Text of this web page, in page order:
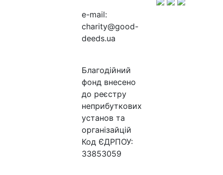
e-mail:
charity@good-
deeds.ua
Благодійний
фонд внесено
до реєстру
неприбуткових
установ та
організайцій
Код ЄДРПОУ:
33853059